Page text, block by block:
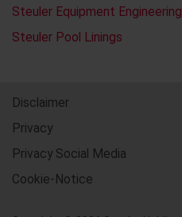
Steuler Equipment Engineering
Steuler Pool Linings
Disclaimer
Privacy
Privacy Social Media
Cookie-Notice